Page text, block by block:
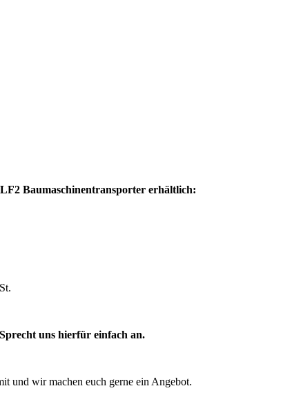
Baumaschinentransporter erhältlich:
uns hierfür einfach an.
und wir machen euch gerne ein Angebot.